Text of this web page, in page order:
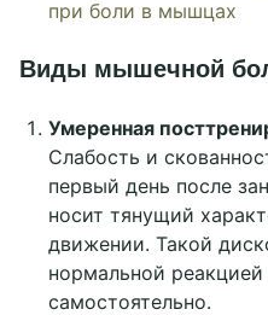
при боли в мышцах
Виды мышечной
Умеренная
Слабость и
первый день после
носит тянущий
движении. Такой
нормальной
самостоятельно.